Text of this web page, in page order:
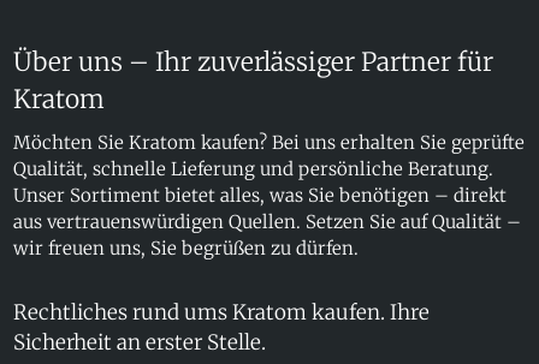
Über uns – Ihr zuverlässiger Partner für
Kratom
Möchten Sie Kratom kaufen? Bei uns erhalten Sie geprüfte
Qualität, schnelle Lieferung und persönliche Beratung.
Unser Sortiment bietet alles, was Sie benötigen – direkt
aus vertrauenswürdigen Quellen. Setzen Sie auf Qualität –
wir freuen uns, Sie begrüßen zu dürfen.
Rechtliches rund ums Kratom kaufen. Ihre
Sicherheit an erster Stelle.